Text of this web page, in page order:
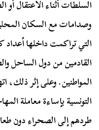
السلطات أثناء الاعتقال
وصدامات مع السكان
التي تراكمت داخلها أعداد
القادمين من دول الساحل
المواطنين. وعلى إثر
التونسية بإساءة معاملة
طردهم إلى الصحراء دون